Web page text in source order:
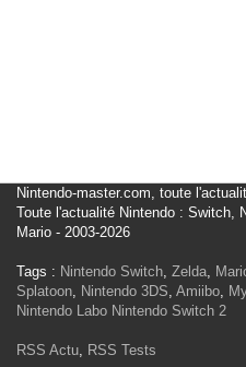
Nintendo-master.com, toute
Toute l'actualité Nintendo : Switch,
Mario - 2003-2026
Tags : Nintendo Switch, Zelda,
Splatoon, Nintendo 3DS, Amiibo,
Nintendo Labo Nintendo Switch 2
RSS Actu, RSS Tests